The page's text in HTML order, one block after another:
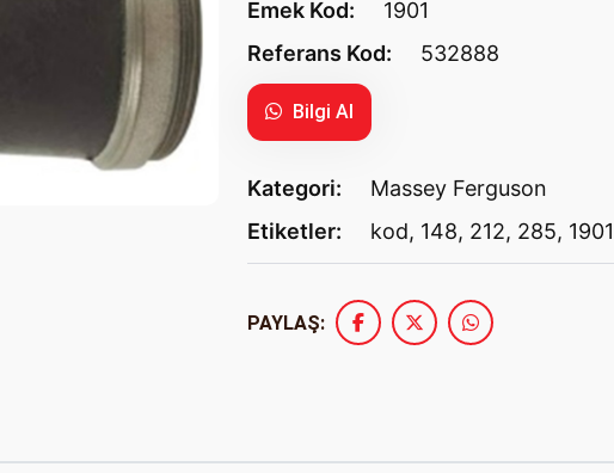
Emek Kod:
1901
Referans Kod:
532888
Bilgi Al
Kategori:
Massey Ferguson
Etiketler:
kod, 148, 212, 285, 1901
PAYLAŞ: